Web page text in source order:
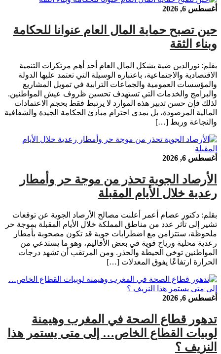
أغسطس 6, 2026
حين تصبح حماية المال العام عنوانا للحكامة
وبناء الثقة
بقلم: نورالدين ضية يشكل المال العام أحد أهم مرتكزات التنمية
الاقتصادية والاجتماعية، باعتباره الوسيلة التي تعتمد عليها الدولة
والمؤسسات العمومية والجماعات الترابية في تمويل المشاريع
والبرامج والخدمات التي تستهدف تحسين ظروف عيش المواطنين.
لذلك فإن حسن تدبير هذه الموارد لا يرتبط فقط بحجم الاعتمادات
المالية المرصودة، بل بمدى احترام مبادئ الحكامة الجيدة والشفافية
والنجاعة وربط […]
أغسطس 6, 2026
الأرصاد الجوية تحذر من موجة حر وأمطار
رعدية خلال الأيام المقبلة
بقلم: دكتور عصام أعمر أعلنت مصالح الأرصاد الجوية عن توقعات
تشير إلى تأثر عدد من مناطق المملكة خلال الأيام المقبلة بموجة حر
ملحوظة، ستتزامن مع اضطرابات جوية قد تكون مصحوبة بأمطار
رعدية محلية ورياح قوية في بعض الأقاليم، وهو ما يستدعي من
المواطنين توخي الحيطة والحذر. ومن المرتقب أن تشهد درجات
الحرارة ارتفاعًا يفوق المعدلات […]
أغسطس 6, 2026
تدهور قطاع الصحة في المغرب وهيمنة
لوبيات القطاع الخاص… إلى متى يستمر هذا
النزيف ؟